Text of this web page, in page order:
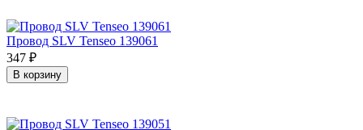
Провод SLV Tenseo 139061
347 ₽
В корзину